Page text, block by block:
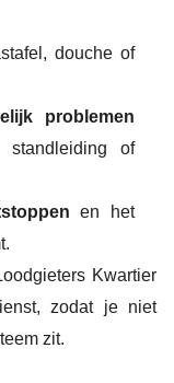
douche of
problemen
of
en het
Kwartier
zodat je niet
zit.